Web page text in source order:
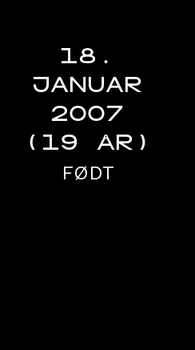
18.
JANUAR
2007
(19 ÅR)
FØDT